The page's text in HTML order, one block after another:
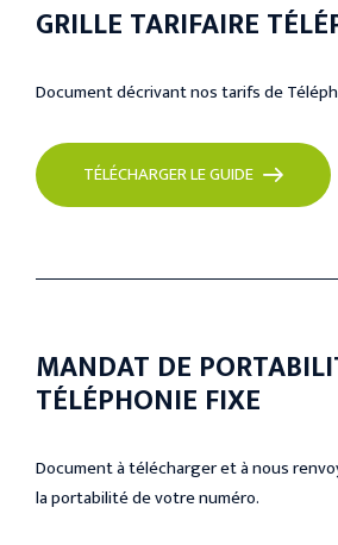
GRILLE TARIFAIRE
Document décrivant nos tarifs de
TÉLÉCHARGER LE GUIDE
MANDAT DE
TÉLÉPHONIE FIXE
Document à télécharger et à nous
la portabilité de votre numéro.